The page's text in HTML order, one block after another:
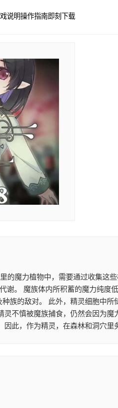
说明操作指南即刻下载
的魔力植物中，需要通过收集这
谢。 魔族体内所积蓄的魔力纯度
族的敌对。 此外，精灵细胞中
不慎被魔族捕食，仍然会因为
此，作为精灵，在森林和洞穴里